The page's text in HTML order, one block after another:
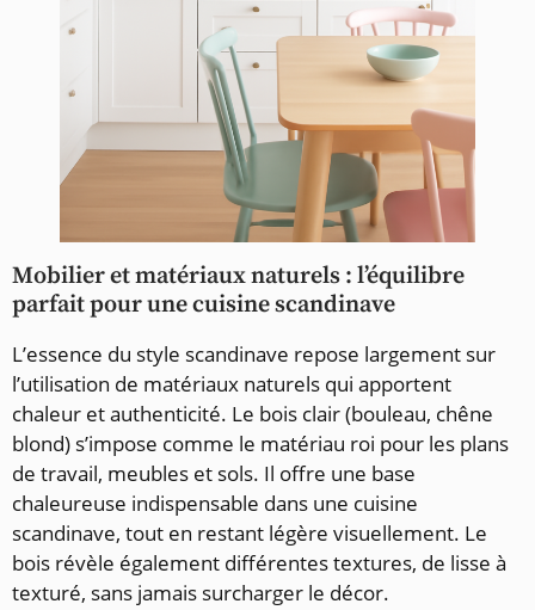
Mobilier et matériaux naturels : l’équilibre
parfait pour une cuisine scandinave
L’essence du style scandinave repose largement sur
l’utilisation de matériaux naturels qui apportent
chaleur et authenticité. Le bois clair (bouleau, chêne
blond) s’impose comme le matériau roi pour les plans
de travail, meubles et sols. Il offre une base
chaleureuse indispensable dans une cuisine
scandinave, tout en restant légère visuellement. Le
bois révèle également différentes textures, de lisse à
texturé, sans jamais surcharger le décor.